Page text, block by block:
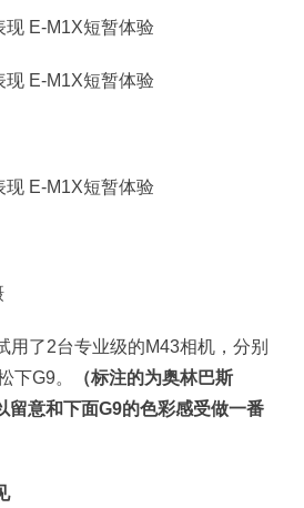
用了2台专业级的M43相机，分别
下G9。
（标注的为奥林巴斯
留意和下面G9的色彩感受做一番